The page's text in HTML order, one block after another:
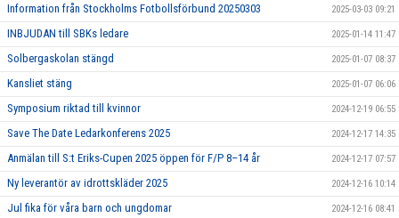
Information från Stockholms Fotbollsförbund 20250303 2025-03-03 09:21
INBJUDAN till SBKs ledare 2025-01-14 11:47
Solbergaskolan stängd 2025-01-07 08:37
Kansliet stäng 2025-01-07 06:06
Symposium riktad till kvinnor 2024-12-19 06:55
Save The Date Ledarkonferens 2025 2024-12-17 14:35
Anmälan till S:t Eriks-Cupen 2025 öppen för F/P 8–14 år 2024-12-17 07:57
Ny leverantör av idrottskläder 2025 2024-12-16 10:14
Jul fika för våra barn och ungdomar 2024-12-16 08:41